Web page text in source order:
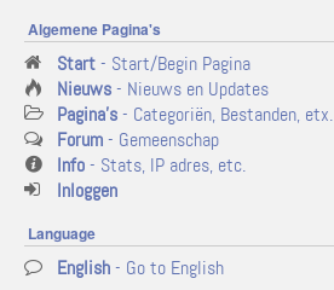
Algemene Pagina's
Start- Start/Begin Pagina
Nieuws- Nieuws en Updates
Pagina's- Categoriën, Bestanden, etx.
Forum- Gemeenschap
Info- Stats, IP adres, etc.
Inloggen
Language
English- Go to English